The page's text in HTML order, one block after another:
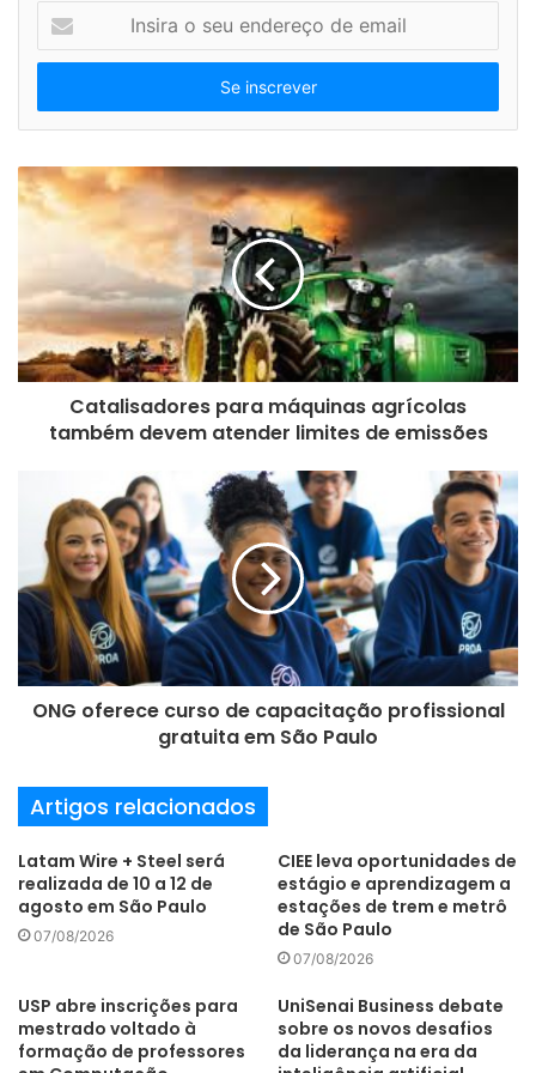
Quimatic Tapmatic Starrett webinar
s
r
o
s
e
n
d
e
r
m
i
Catalisadores para máquinas agrícolas
também devem atender limites de emissões
ONG oferece curso de capacitação profissional
gratuita em São Paulo
Artigos relacionados
Latam Wire + Steel será
realizada de 10 a 12 de
agosto em São Paulo
07/08/2026
CIEE leva oportunidades de
estágio e aprendizagem a
estações de trem e metrô
de São Paulo
07/08/2026
USP abre inscrições para
mestrado voltado à
formação de professores
UniSenai Business debate
sobre os novos desafios
da liderança na era da